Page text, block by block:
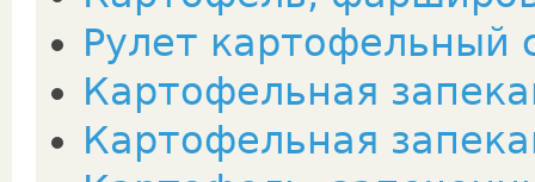
Рулет картофельный
Картофельная
Картофельная